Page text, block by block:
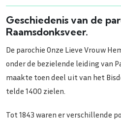
Geschiedenis van de
Raamsdonksveer.
De parochie Onze Lieve Vrouw
onder de bezielende leiding van
maakte toen deel uit van het
telde 1400 zielen.
Tot 1843 waren er verschillende